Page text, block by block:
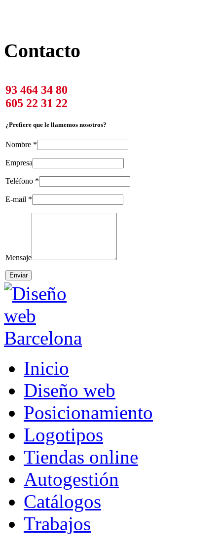
Contacto
93 464 34 80
605 22 31 22
¿Prefiere que le llamemos nosotros?
Nombre *
Empresa
Teléfono *
E-mail *
Mensaje
Inicio
Diseño web
Posicionamiento
Logotipos
Tiendas online
Autogestión
Catálogos
Trabajos